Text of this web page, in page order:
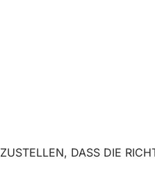
DASS DIE